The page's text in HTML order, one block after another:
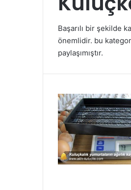
Başarılı bir şekilde
önemlidir. bu
paylaşımıştır.